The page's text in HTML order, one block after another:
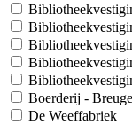
Boerderij -
De Weeffabriek